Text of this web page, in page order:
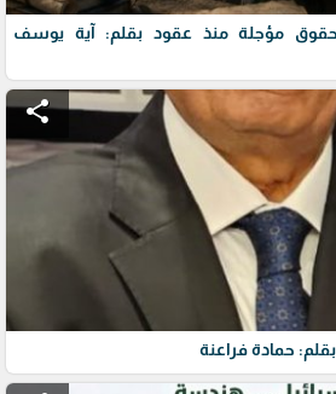
مؤجلة منذ عقود بقلم: آية يوسف
share
حمادة فراعنة